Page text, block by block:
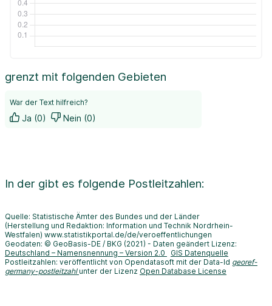
grenzt mit folgenden Gebieten
War der Text hilfreich?
Ja (0) Nein (0)
In der gibt es folgende Postleitzahlen:
Quelle: Statistische Ämter des Bundes und der Länder
(Herstellung und Redaktion: Information und Technik Nordrhein-
Westfalen) www.statistikportal.de/de/veroeffentlichungen
Geodaten: © GeoBasis-DE / BKG (2021) - Daten geändert Lizenz:
Deutschland – Namensnennung – Version 2.0
GIS Datenquelle
Postleitzahlen: veröffentlicht von Opendatasoft mit der Data-Id georef-
germany-postleitzahl unter der Lizenz Open Database License